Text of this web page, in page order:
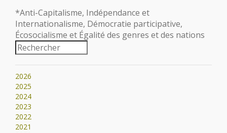
*Anti-Capitalisme, Indépendance et
Internationalisme, Démocratie participative,
Écosocialisme et Égalité des genres et des nations
2026
2025
2024
2023
2022
2021